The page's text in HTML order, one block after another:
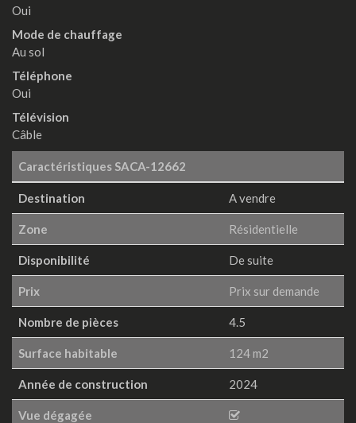
Oui
Mode de chauffage
Au sol
Téléphone
Oui
Télévision
Câble
Caractéristiques SACA-12662
Destination A vendre
Zone Résidentielle
Disponibilité De suite
Prix Prix sur demande
Nombre de pièces 4.5
Surface habitable 124 m2
Année de construction 2024
Vue dégagée